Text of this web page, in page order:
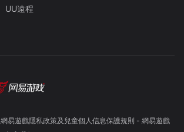
UU遠程
網易遊戲隱私政策及兒童個人信息保護規則 - 網易遊戲